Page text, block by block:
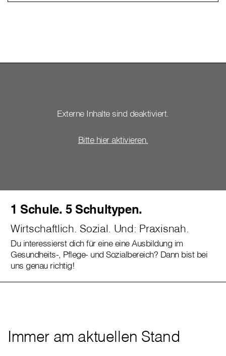
Externe Inhalte sind deaktiviert.
Bitte hier aktivieren.
1 Schule. 5 Schultypen.
Wirtschaftlich. Sozial. Und: Praxisnah.
Du interessierst dich für eine eine Ausbildung im
Gesundheits-, Pflege- und Sozialbereich? Dann bist bei
uns genau richtig!
Immer am aktuellen Stand